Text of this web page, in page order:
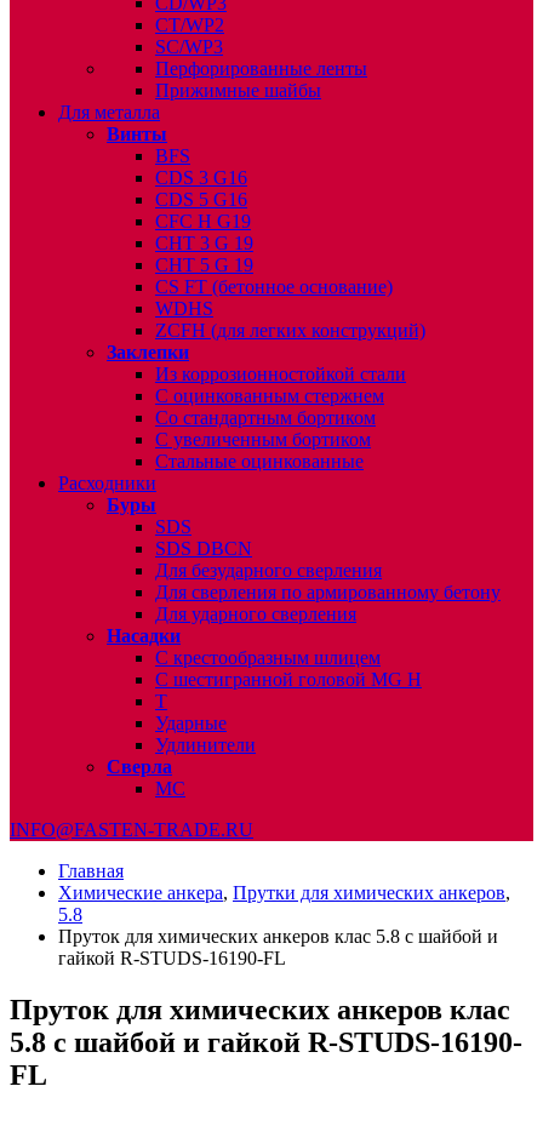
CT/WP2
SC/WP3
Перфорированные ленты
Прижимные шайбы
Для металла
Винты
BFS
CDS 3 G16
CDS 5 G16
CFC H G19
CHT 3 G 19
CHT 5 G 19
CS FT (бетонное основание)
WDHS
ZCFH (для легких конструкций)
Заклепки
Из коррозионностойкой стали
С оцинкованным стержнем
Со стандартным бортиком
С увеличенным бортиком
Стальные оцинкованные
Расходники
Буры
SDS
SDS DBCN
Для безударного сверления
Для сверления по армированному бетону
Для ударного сверления
Насадки
С крестообразным шлицем
С шестигранной головой MG H
T
Ударные
Удлинители
Сверла
МС
INFO@FASTEN-TRADE.RU
Главная
Химические анкера, Прутки для химических анкеров,
5.8
Пруток для химических анкеров клас 5.8 с шайбой и
гайкой R-STUDS-16190-FL
Пруток для химических анкеров клас
5.8 с шайбой и гайкой R-STUDS-16190-
FL